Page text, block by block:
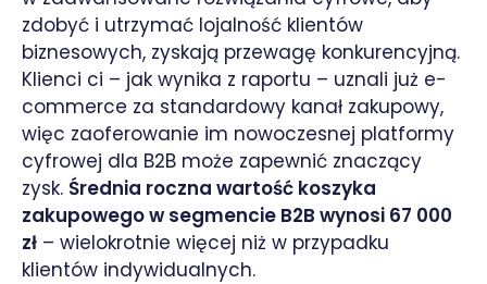
zdobyć i utrzymać lojalność klientów
biznesowych, zyskają przewagę konkurencyjną.
Klienci ci – jak wynika z raportu – uznali już e-
commerce za standardowy kanał zakupowy,
więc zaoferowanie im nowoczesnej platformy
cyfrowej dla B2B może zapewnić znaczący
zysk. Średnia roczna wartość koszyka
zakupowego w segmencie B2B wynosi 67 000
zł – wielokrotnie więcej niż w przypadku
klientów indywidualnych.